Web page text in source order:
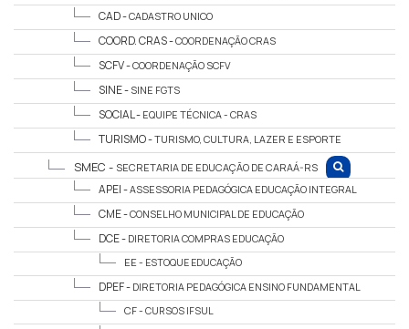
CAD -CADASTRO UNICO
COORD. CRAS -COORDENAÇÃO CRAS
SCFV -COORDENAÇÃO SCFV
SINE - SINE FGTS
SOCIAL - EQUIPE TÉCNICA - CRAS
TURISMO -TURISMO, CULTURA, LAZER E ESPORTE
SMEC - SECRETARIA DE EDUCAÇÃO DE CARAÁ-RS
APEI -ASSESSORIA PEDAGÓGICA EDUCAÇÃO INTEGRAL
CME -CONSELHO MUNICIPAL DE EDUCAÇÃO
DCE - DIRETORIA COMPRAS EDUCAÇÃO
EE - ESTOQUE EDUCAÇÃO
DPEF - DIRETORIA PEDAGÓGICA ENSINO FUNDAMENTAL
CF - CURSOS IFSUL